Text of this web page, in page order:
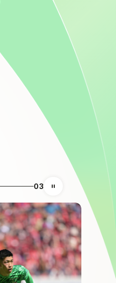
03 自動再生の一時停止